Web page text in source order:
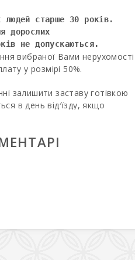
людей старше 30 років.
дорослих
не допускаються.
вибраної Вами нерухомості
у розмірі 50%.
залишити заставу готівкою
в день від′їзду, якщо
з депозиту знімається
якщо це було